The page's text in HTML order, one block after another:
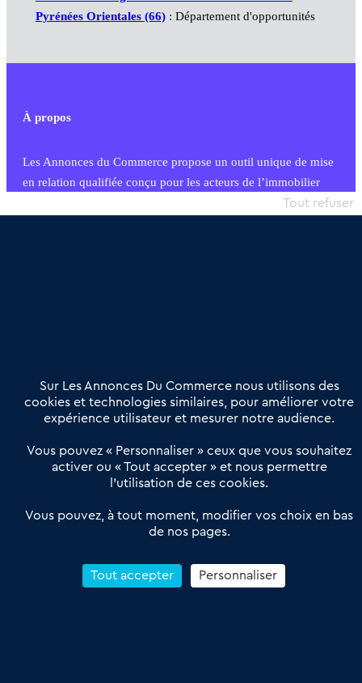
Pyrénées Orientales (66): Département d'opportunités
À propos
Les Annonces du Commerce propose un outil unique de mise
en relation qualifiée conçu pour les acteurs de l’immobilier
commercial et les collectivités territoriales, simple et intégrant
Offres Pro
Actualités
Qui sommes nous ?
Derniers articles
Réseau 3C : un partenaire national dédié aux transactions
Petitscommerces : Un partenariat au service du commerce de
proximité et des territoires
Reprendre un Restaurant Rapide
Sur Les Annonces Du Commerce nous utilisons des
cookies et technologies similaires, pour améliorer votre
expérience utilisateur et mesurer notre audience.
Vous pouvez « Personnaliser » ceux que vous souhaitez
activer ou « Tout accepter » et nous permettre
l’utilisation de ces cookies.
Vous pouvez, à tout moment, modifier vos choix en bas
de nos pages.
Tout accepter
Tout refuser
Personnaliser